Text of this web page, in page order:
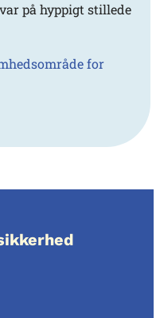
på hyppigt stillede
for